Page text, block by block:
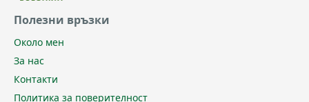
Полезни връзки
Около мен
За нас
Контакти
Политика за поверителност